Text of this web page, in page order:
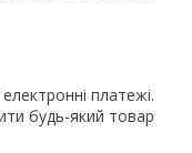
платежі.
будь-який товар